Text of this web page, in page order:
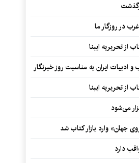
در روزگار ما
از تحریریه ایبنا
و ادبیات ایران به مناسبت روز خبرنگار
از تحریریه ایبنا
می‌شود
جهان» وارد بازار کتاب شد
دارد